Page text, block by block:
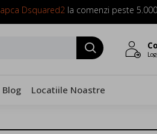
Dsquared2la comenzi peste
Blog Locatiile Noastre